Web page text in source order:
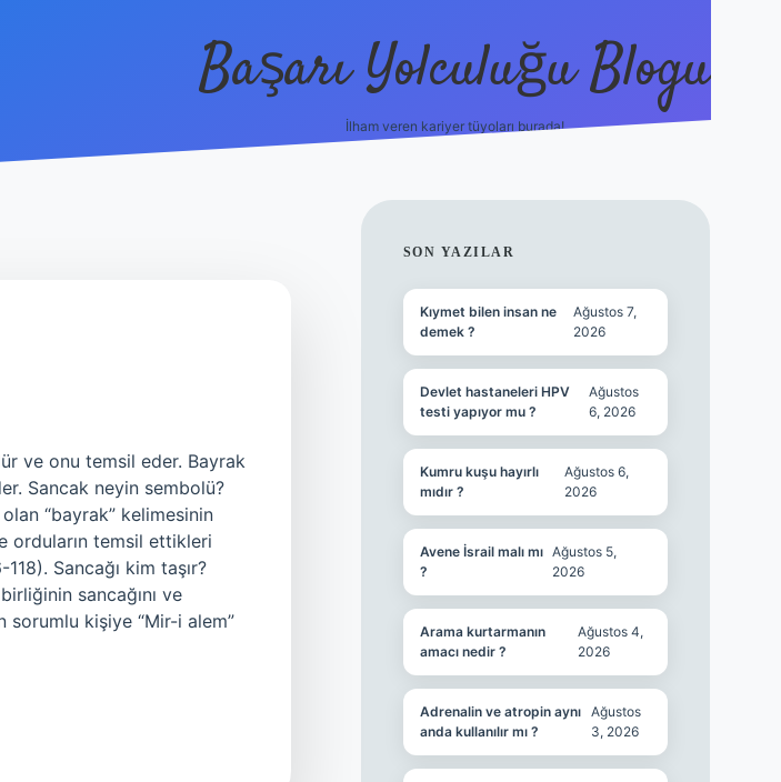
Başarı Yolculuğu Blogu
İlham veren kariyer tüyoları burada!
ve onu temsil eder. Bayrak
Sancak neyin sembolü?
“bayrak” kelimesinin
orduların temsil ettikleri
Sancağı kim taşır?
sancağını ve
sorumlu kişiye “Mir-i alem”
SIDEBAR
SON YAZILAR
Kıymet bilen insan ne
demek ?
Ağustos 7,
2026
Devlet hastaneleri HPV
testi yapıyor mu ?
Ağustos
6, 2026
Kumru kuşu hayırlı
mıdır ?
Ağustos 6,
2026
Avene İsrail malı mı
?
Ağustos 5,
2026
Arama kurtarmanın
amacı nedir ?
Ağustos 4,
2026
Adrenalin ve atropin aynı
anda kullanılır mı ?
Ağustos
3, 2026
https://